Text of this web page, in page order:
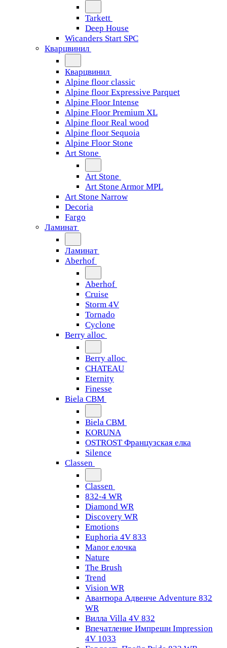
Tarkett
Deep House
Wicanders Start SPC
Кварцвинил
Кварцвинил
Alpine floor classic
Alpine floor Expressive Parquet
Alpine Floor Intense
Alpine Floor Premium XL
Alpine floor Real wood
Alpine floor Sequoia
Alpine Floor Stone
Art Stone
Art Stone
Art Stone Armor MPL
Art Stone Narrow
Decoria
Fargo
Ламинат
Ламинат
Aberhof
Aberhof
Cruise
Storm 4V
Tornado
Сyclone
Berry alloc
Berry alloc
CHATEAU
Eternity
Finesse
Biela CBM
Biela CBM
KORUNA
OSTROST Французская елка
Silence
Classen
Classen
832-4 WR
Diamond WR
Discovery WR
Emotions
Euphoria 4V 833
Manor елочка
Nature
The Brush
Trend
Vision WR
Авантюра Адвенче Adventure 832
WR
Вилла Villa 4V 832
Впечатление Импрешн Impression
4V 1033